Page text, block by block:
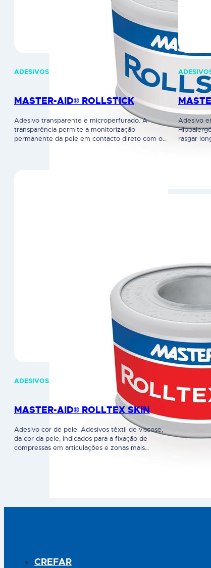
ADESIVOS
MASTER-AID® ROLLSTICK
Adesivo transparente e microperfurado. A
transparência permite a monitorização
permanente da pele em contacto direto com o
Adesivo
rasgar
ADESIVOS
MASTER-AID® ROLLTEX SKIN
Adesivo cor de pele. Adesivos têxtil de viscose,
da cor da pele, indicados para a fixação de
compressas em articulações e zonas mais
CREFAR